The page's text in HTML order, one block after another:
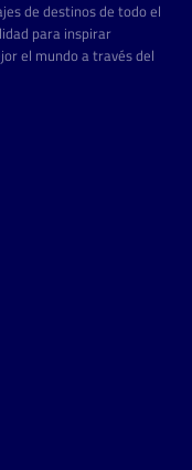
de destinos de todo el
para inspirar
el mundo a través del